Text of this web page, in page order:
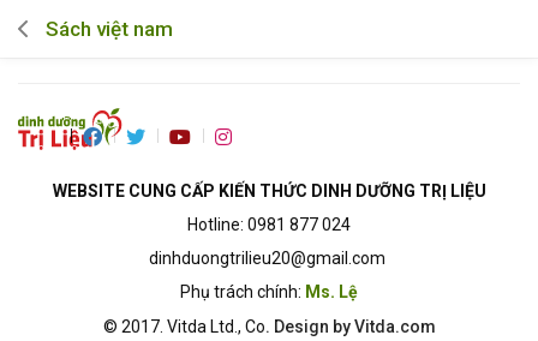
Sách việt nam
WEBSITE CUNG CẤP KIẾN THỨC DINH DƯỠNG TRỊ LIỆU
Hotline: 0981 877 024
dinhduongtrilieu20@gmail.com
Phụ trách chính: Ms. Lệ
© 2017. Vitda Ltd., Co. Design by Vitda.com